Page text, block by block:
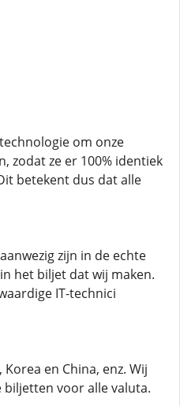
om onze
zodat ze er 100% identiek
betekent dus dat alle
zijn in de echte
het biljet dat wij maken.
IT-technici
en China, enz. Wij
biljetten voor alle valuta.